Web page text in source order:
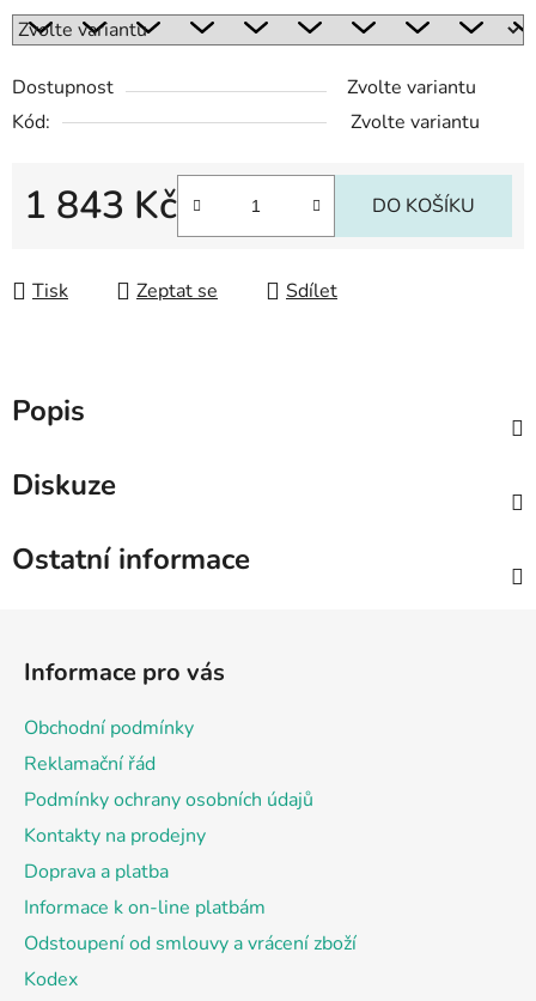
Dostupnost
Zvolte variantu
Kód:
Zvolte variantu
1 843 Kč DO KOŠÍKU
Tisk Zeptat se Sdílet
Popis
Diskuze
Ostatní informace
Informace pro vás
Obchodní podmínky
Reklamační řád
Podmínky ochrany osobních údajů
Kontakty na prodejny
Doprava a platba
Informace k on-line platbám
Odstoupení od smlouvy a vrácení zboží
Kodex